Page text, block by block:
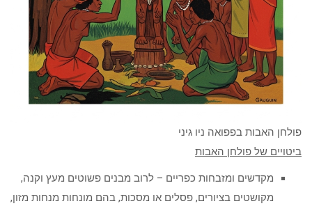
פולחן האבות בפפואה ניו גיני
ביטויים של פולחן האבות
מקדשים ומזבחות כפריים – לרוב מבנים פשוטים מעץ וקנה,
מקושטים בציורים, פסלים או מסכות, בהם מונחות מנחות מזון,